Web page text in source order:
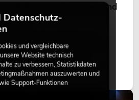
Sicherheit und
lebendig. Sie schaffen eine
verbessern das Ambiente und
in Hotels, Restaurants,
oder auf Messeständen:
gehört heute längst zum
Datenschutz-
und vergleichbare
Website technisch
zu verbessern, Statistikdaten
auszuwerten und
Support-Funktionen